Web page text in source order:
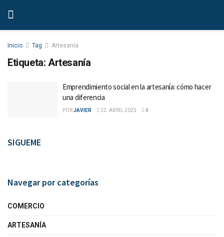
Inicio Tag Artesanía
Etiqueta: Artesanía
Emprendimiento social en la artesanía: cómo hacer
una diferencia
PORJAVIER 22. ABRIL 2025 0
SIGUEME
Navegar por categorías
COMERCIO
ARTESANÍA